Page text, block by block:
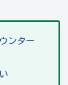
ンター